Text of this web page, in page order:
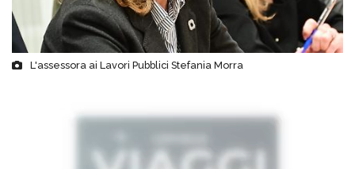
L'assessora ai Lavori Pubblici Stefania Morra